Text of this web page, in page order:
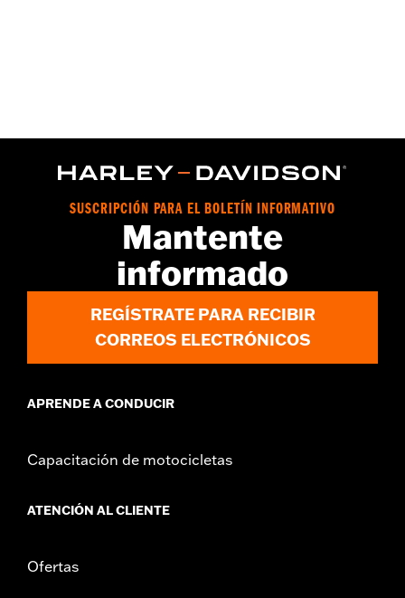
SUSCRIPCIÓN PARA EL BOLETÍN INFORMATIVO
Mantente
informado
REGÍSTRATE PARA RECIBIR
CORREOS ELECTRÓNICOS
APRENDE A CONDUCIR
Capacitación de motocicletas
ATENCIÓN AL CLIENTE
Ofertas